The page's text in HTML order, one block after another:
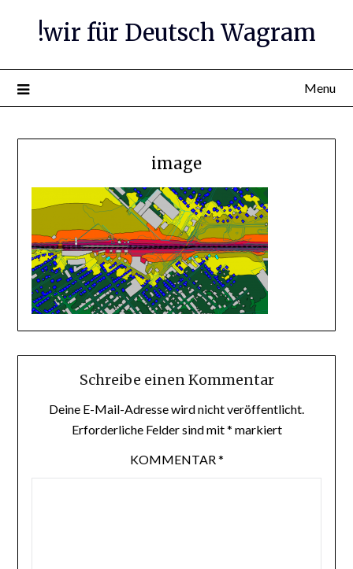
!wir für Deutsch Wagram
Menu
image
Schreibe einen Kommentar
Deine E-Mail-Adresse wird nicht veröffentlicht.
Erforderliche Felder sind mit* markiert
KOMMENTAR*